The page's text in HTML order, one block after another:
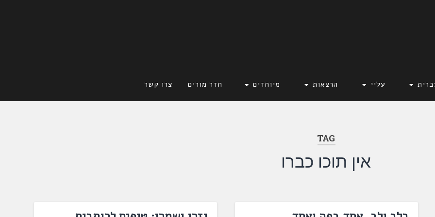
עליי הרצאות מיוחדים חדר מורים צרו קשר
TAG
אין תוכו כברו